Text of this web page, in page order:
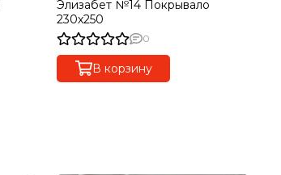
Элизабет №14 Покрывало
230х250
0
В корзину